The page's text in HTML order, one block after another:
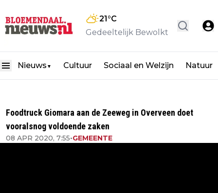
21°C
Gedeeltelijk Bewolkt
Nieuws ▼ Cultuur Sociaal en Welzijn Natuur
Foodtruck Giomara aan de Zeeweg in Overveen doet
vooralsnog voldoende zaken
08 APR 2020, 7:55•GEMEENTE